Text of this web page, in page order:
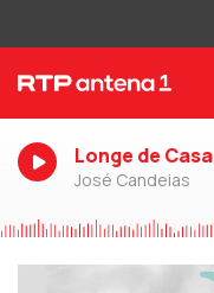
Longe de Casa
José Candeias